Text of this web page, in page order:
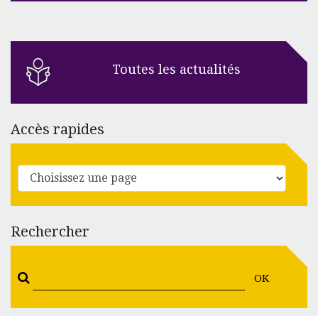
Toutes les actualités
Accès rapides
Rechercher
OK